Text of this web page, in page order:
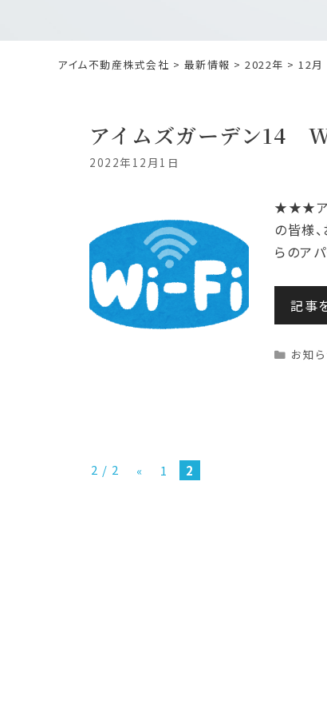
アイム不動産株式会社 > 最新情報 > 2022年 > 12月
アイムズガーデン14
2022年12月1日
★★★ア
の皆様
らのア
記事
お知
2 / 2 « 1 2